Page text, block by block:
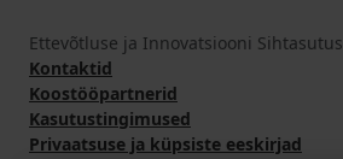
Ettevõtluse ja Innovatsiooni Sihtasutus
Kontaktid
Koostööpartnerid
Kasutustingimused
Privaatsuse ja küpsiste eeskirjad